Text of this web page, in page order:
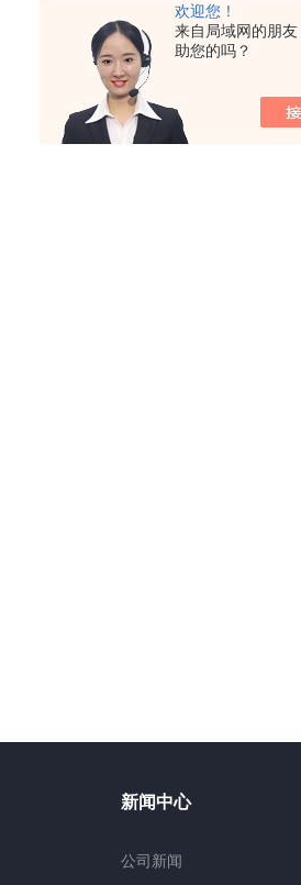
欢迎您！
来自局域网的朋
助您的吗？
新闻中心
公司新闻